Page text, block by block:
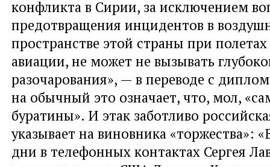
конфликта в Сирии, за исключением
предотвращения инцидентов в
пространстве этой страны при
авиации, не может не вызывать
разочарования», — в переводе с
на обычный это означает, что, мол,
буратины». И этак заботливо
указывает на виновника «торжества»:
дни в телефонных контактах Сергея